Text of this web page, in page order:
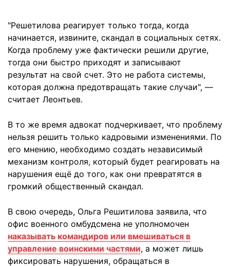
"Решетилова реагирует только тогда, когда
начинается, извините, скандал в социальных сетях.
Когда проблему уже фактически решили другие,
тогда они быстро приходят и записывают
результат на свой счет. Это не работа системы,
которая должна предотвращать такие случаи", —
считает Леонтьев.
В то же время адвокат подчеркивает, что проблему
нельзя решить только кадровыми изменениями. По
его мнению, необходимо создать независимый
механизм контроля, который будет реагировать на
нарушения ещё до того, как они превратятся в
громкий общественный скандал.
В свою очередь, Ольга Решитилова заявила, что
офис военного омбудсмена не уполномочен
наказывать командиров или вмешиваться в
управление воинскими частями, а может лишь
фиксировать нарушения, обращаться в